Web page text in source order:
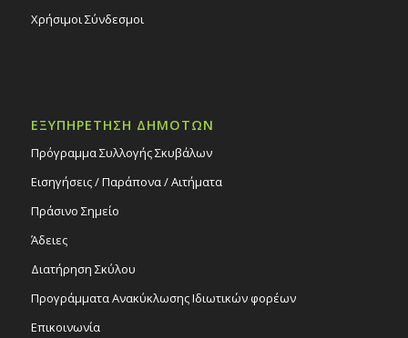
Χρήσιμοι Σύνδεσμοι
ΕΞΥΠΗΡΕΤΗΣΗ ΔΗΜΟΤΩΝ
Πρόγραμμα Συλλογής Σκυβάλων
Εισηγήσεις / Παράπονα / Αιτήματα
Πράσινο Σημείο
Άδειες
Διατήρηση Σκύλου
Προγράμματα Ανακύκλωσης Ιδιωτικών φορέων
Επικοινωνία